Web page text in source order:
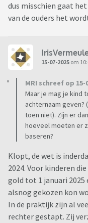
dus misschien gaat
van de ouders het
15-07-2025 om
MRI schreef op 15-
Maar je mag je kind
achternaam
toen niet). Zijn er
hoeveel moeten er
baseren?
Klopt, de wet is
2024. Voor kinderen
gold tot 1 januari
alsnog gekozen kon
In de praktijk zijn al
rechter gestapt. Zij